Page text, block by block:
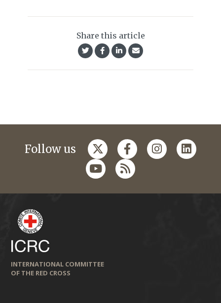
Share this article
Follow us
INTERNATIONAL COMMITTEE
OF THE RED CROSS